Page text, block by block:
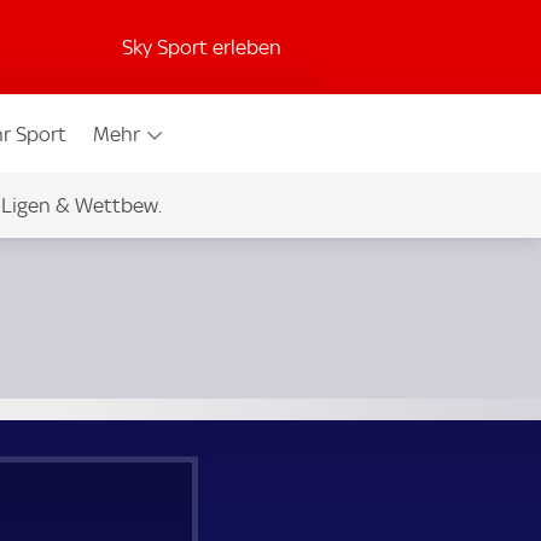
Sky Sport erleben
Sport Mehr
Ligen & Wettbew.